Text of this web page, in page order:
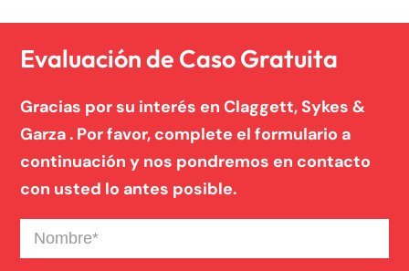
Evaluación de Caso Gratuita
Gracias por su interés en Claggett, Sykes &
Garza . Por favor, complete el formulario a
continuación y nos pondremos en contacto
con usted lo antes posible.
Nombre(Required)